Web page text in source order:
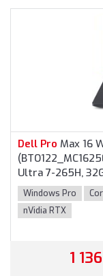
Dell Pro Max 16
Ultra 7-265H,
Blackwell 6GB,
Professional, 3
Windows Pro
nVidia RTX
1